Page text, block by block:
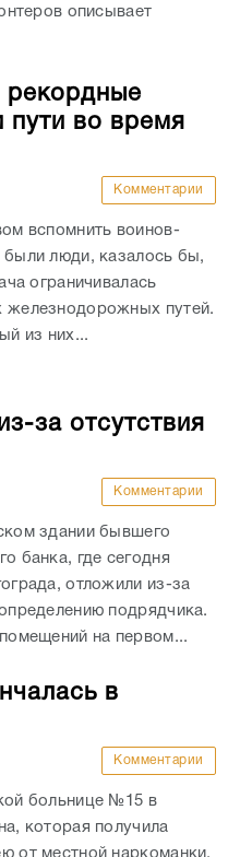
описывает
рекордные
пути во время
Комментарии
вспомнить воинов-
люди, казалось бы,
ограничивалась
железнодорожных путей.
из них...
за отсутствия
Комментарии
здании бывшего
банка, где сегодня
отложили из-за
подрядчика.
на первом...
в
Комментарии
больнице №15 в
которая получила
от местной наркоманки,